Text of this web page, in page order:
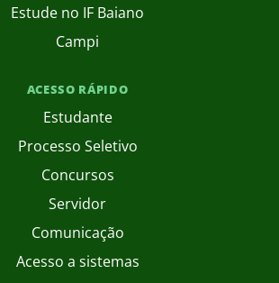
Estude no IF Baiano
Campi
ACESSO RÁPIDO
Estudante
Processo Seletivo
Concursos
Servidor
Comunicação
Acesso a sistemas